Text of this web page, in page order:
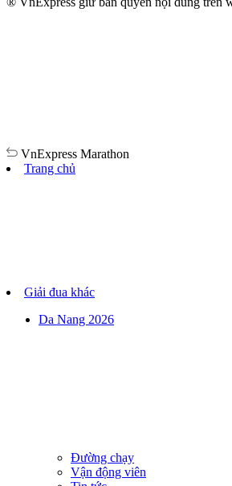
VnExpress Marathon
Trang chủ
Giải đua khác
Da Nang 2026
Đường chạy
Vận động viên